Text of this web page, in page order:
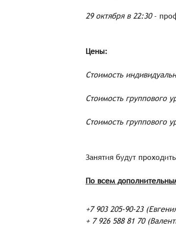
29 октября в 22:30-
Цены:
Стоимость
Стоимость группового
Стоимость группового
Занятия будут
По всем
+7 903 205-90-23
+ 7 926 588 81 70